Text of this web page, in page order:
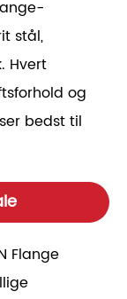
stål,
Hvert
og
bedst til
Flange